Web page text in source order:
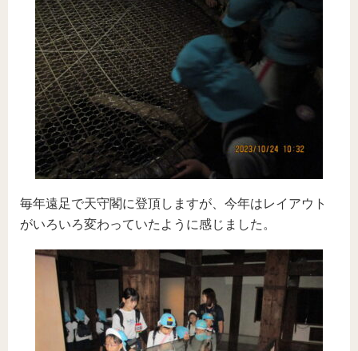
毎年遠足で天守閣に登頂しますが、今年はレイアウト
がいろいろ変わっていたように感じました。